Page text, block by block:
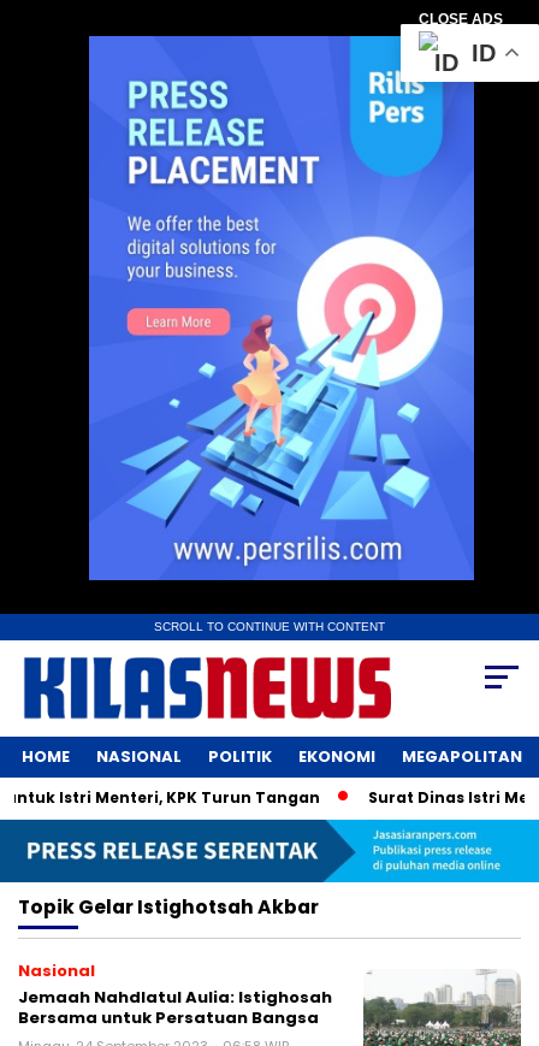
CLOSE ADS
SCROLL TO CONTINUE WITH CONTENT
HOME NASIONAL POLITIK EKONOMI MEGAPOLITAN
Istri Menteri, KPK Turun Tangan Surat Dinas Istri
TopikGelar Istighotsah Akbar
Nasional
Jemaah Nahdlatul Aulia: Istighosah
Bersama untuk Persatuan Bangsa
ID